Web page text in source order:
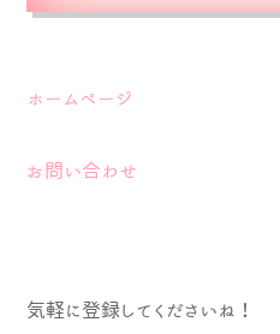
ホームページ
お問い合わせ
気軽に登録してくださいね！